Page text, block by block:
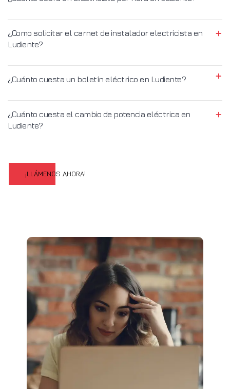
¿Como solicitar el carnet de instalador electricista en
Ludiente?
¿Cuánto cuesta un boletín eléctrico en Ludiente?
¿Cuánto cuesta el cambio de potencia eléctrica en
Ludiente?
¡LLÁMENOS AHORA!